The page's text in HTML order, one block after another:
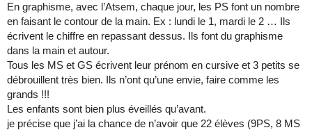
En graphisme, avec l’Atsem, chaque jour, les PS font un nombre
en faisant le contour de la main. Ex : lundi le 1, mardi le 2 … Ils
écrivent le chiffre en repassant dessus. Ils font du graphisme
dans la main et autour.
Tous les MS et GS écrivent leur prénom en cursive et 3 petits se
débrouillent très bien. Ils n’ont qu’une envie, faire comme les
grands !!!
Les enfants sont bien plus éveillés qu’avant.
je précise que j’ai la chance de n’avoir que 22 élèves (9PS, 8 MS